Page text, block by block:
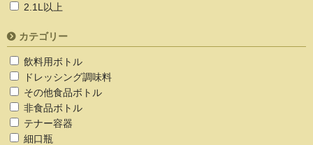
2.1L以上
カテゴリー
飲料用ボトル
ドレッシング調味料
その他食品ボトル
非食品ボトル
テナー容器
細口瓶